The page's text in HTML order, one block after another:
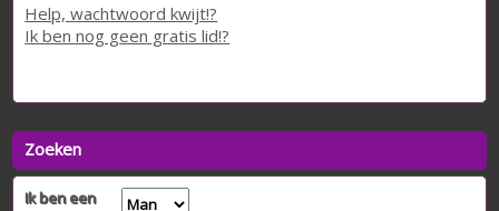
Help, wachtwoord kwijt!?
Ik ben nog geen gratis lid!?
Zoeken
Ik ben een